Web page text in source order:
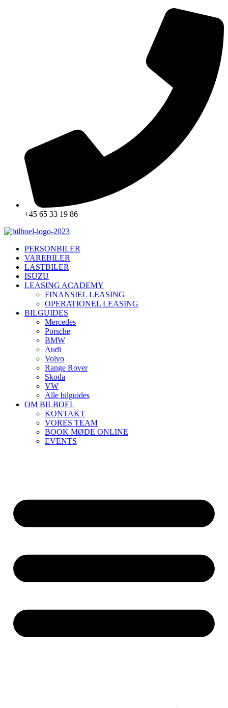
+45 65 33 19 86
PERSONBILER
VAREBILER
LASTBILER
ISUZU
LEASING ACADEMY
FINANSIEL LEASING
OPERATIONEL LEASING
BILGUIDES
Mercedes
Porsche
BMW
Audi
Volvo
Range Rover
Skoda
VW
Alle bilguides
OM BILBOEL
KONTAKT
VORES TEAM
BOOK MØDE ONLINE
EVENTS